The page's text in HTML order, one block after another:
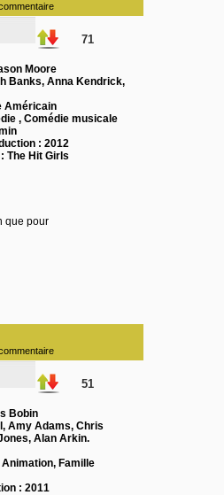
71
Moore
Banks, Anna Kendrick,
Américain
, Comédie musicale
: 2012
The Hit Girls
que pour
51
Bobin
Amy Adams, Chris
Alan Arkin.
Famille
: 2011